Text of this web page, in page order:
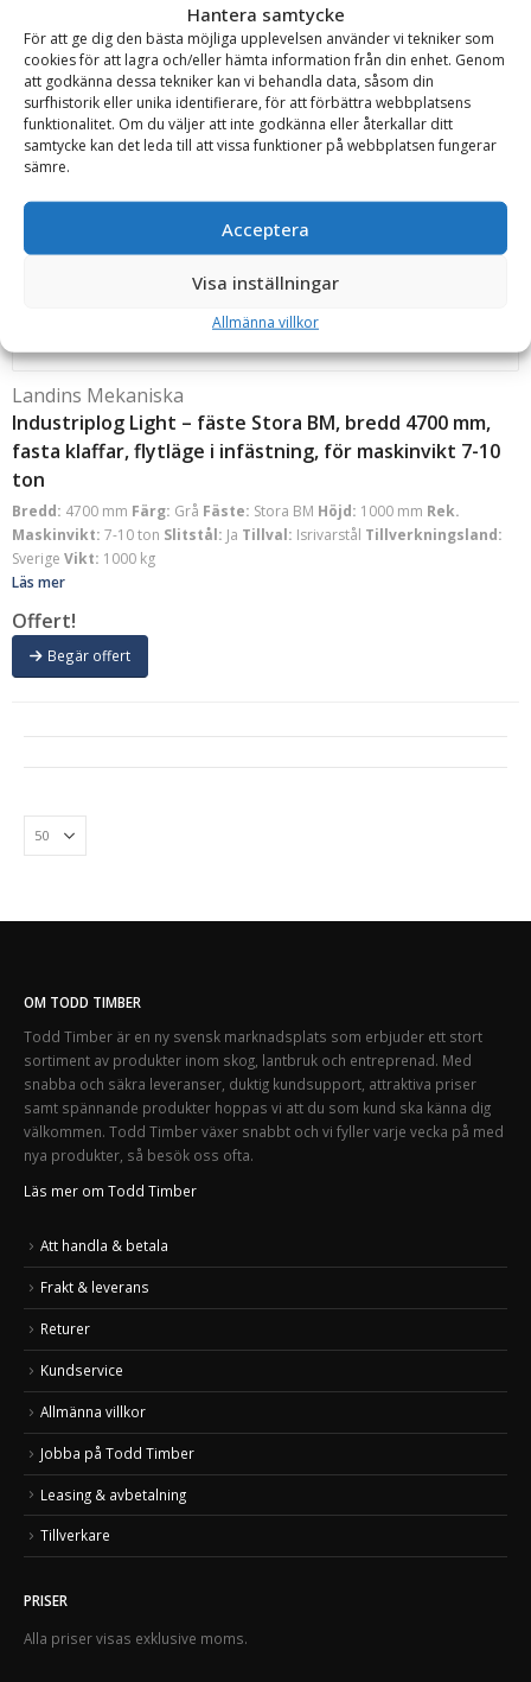
Hantera samtycke
För att ge dig den bästa möjliga upplevelsen använder vi tekniker som
cookies för att lagra och/eller hämta information från din enhet. Genom
att godkänna dessa tekniker kan vi behandla data, såsom din
surfhistorik eller unika identifierare, för att förbättra webbplatsens
funktionalitet. Om du väljer att inte godkänna eller återkallar ditt
samtycke kan det leda till att vissa funktioner på webbplatsen fungerar
sämre.
Acceptera
Visa inställningar
Allmänna villkor
klaffar, flytläge i infästning, för maskinvikt 15-20 ton
Bredd: 5700 mm Färg:Grå Fäste: Stora BMHöjd:1350 mm Rek.
Maskinvikt: 15-20 ton Slitstål:JaTillval: IsrivarstålTillverkningsland:
SverigeVikt: 2000 kg
Läs mer
Offert!
Begär offert
Landins Mekaniska
Industriplog Light – fäste Stora BM, bredd 4700 mm,
fasta klaffar, flytläge i infästning, för maskinvikt 7-10
ton
Bredd: 4700 mm Färg: Grå Fäste: Stora BM Höjd: 1000 mm Rek.
Maskinvikt: 7-10 ton Slitstål: Ja Tillval: Isrivarstål Tillverkningsland:
Sverige Vikt: 1000 kg
Läs mer
Offert!
Begär offert
OM TODD TIMBER
Todd Timber är en ny svensk marknadsplats som erbjuder ett stort
sortiment av produkter inom skog, lantbruk och entreprenad. Med
snabba och säkra leveranser, duktig kundsupport, attraktiva priser
samt spännande produkter hoppas vi att du som kund ska känna dig
välkommen. Todd Timber växer snabbt och vi fyller varje vecka på med
nya produkter, så besök oss ofta.
Läs mer om Todd Timber
Att handla & betala
Frakt & leverans
Returer
Kundservice
Allmänna villkor
Jobba på Todd Timber
Leasing & avbetalning
Tillverkare
PRISER
Alla priser visas exklusive moms.